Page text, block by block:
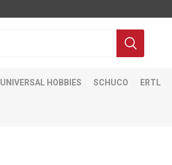
UNIVERSAL HOBBIES SCHUCO ERTL